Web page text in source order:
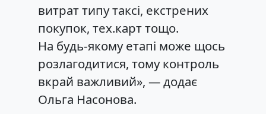
витрат типу таксі, екстрених
покупок, тех.карт тощо.
На будь-якому етапі може щось
розлагодитися, тому контроль
вкрай важливий», — додає
Ольга Насонова.